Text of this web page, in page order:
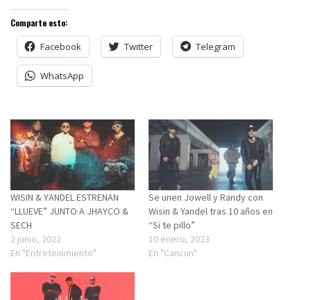
Comparte esto:
Facebook Twitter Telegram
WhatsApp
WISIN & YANDEL ESTRENAN
“LLUEVE” JUNTO A JHAYCO &
SECH
2 junio, 2022
En "Entretenimiento"
Se unen Jowell y Randy con
Wisin & Yandel tras 10 años en
“Si te pillo”
10 enero, 2023
En "Cancún"